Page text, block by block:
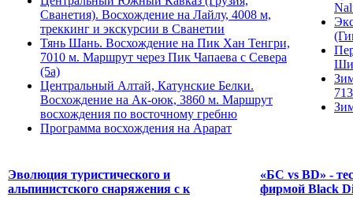
Сванетия). Восхождение на Лайлу, 4008 м,
треккинг и экскурсии в Сванетии
Тянь Шань. Восхождение на Пик Хан Тенгри,
7010 м. Маршрут через Пик Чапаева с Севера
(5а)
Центральный Алтай, Катунские Белки.
Восхождение на Ак-оюк, 3860 м. Маршрут
восхождения по восточному гребню
Программа восхождения на Арарат
Эволюция туристического и
альпинистского снаряжения с к
«БС vs BD» -
фирмой Black